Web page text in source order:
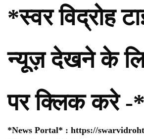
*स्वर विद्रोह
न्यूज़ देखने के
पर क्लिक करे -*
*News Portal* : https://